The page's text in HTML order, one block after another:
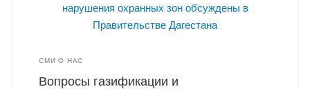
СМИ О НАС
Вопросы газификации и